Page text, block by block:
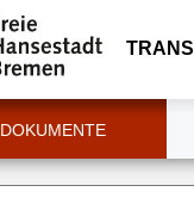
DOKUMENTE